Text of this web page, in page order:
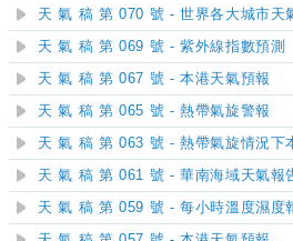
天 氣 稿 第 070 號 - 世界各大城市天
天 氣 稿 第 069 號 - 紫外線指數預測
天 氣 稿 第 067 號 - 本港天氣預報
天 氣 稿 第 065 號 - 熱帶氣旋警報
天 氣 稿 第 063 號 - 熱帶氣旋情況下
天 氣 稿 第 061 號 - 華南海域天氣報
天 氣 稿 第 059 號 - 每小時溫度濕度